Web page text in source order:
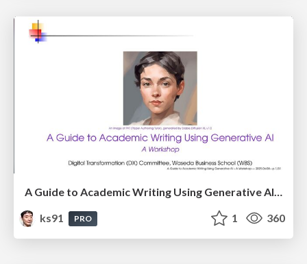
A Guide to Academic Writing Using Generative AI - A Workshop
ks91
PRO 1 360